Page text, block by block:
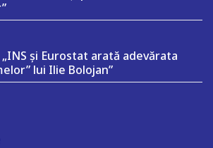
și Eurostat arată adevărata
lui Ilie Bolojan”